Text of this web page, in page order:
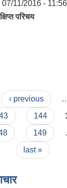
07/11/2016 - 11:56
परिचय
‹ previous
144
149
last »